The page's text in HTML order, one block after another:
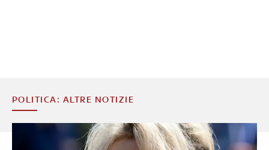
POLITICA: ALTRE NOTIZIE